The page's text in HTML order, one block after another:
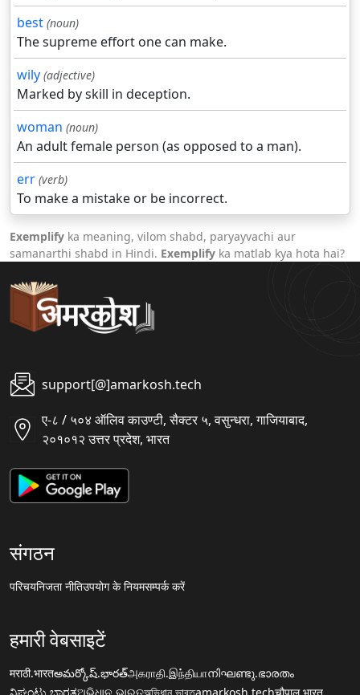
best (noun)
The supreme effort one can make.
wily (adjective)
Marked by skill in deception.
woman (noun)
An adult female person (as opposed to a man).
err (verb)
To make a mistake or be incorrect.
Exemplify ka meaning, vilom shabd, paryayvachi aur
samanarthi shabd in Hindi. Exemplify ka matlab kya hota hai?
support[@]amarkosh.tech
ए-८ / ५०४ ऑलिव काउण्टी, सैक्टर ५, वसुन्धरा, गाजियाबाद,
२०१०१२ उत्तर प्रदेश, भारत
संगठन
परिचयनिजता नीतिउपयोग के नियमसम्पर्क करें
हमारी वेबसाइटें
मराठी.भारतఅమర్కోష్.భారత్அகராதி.இந்தியாനിഘണ്ടു.ഭാരതം